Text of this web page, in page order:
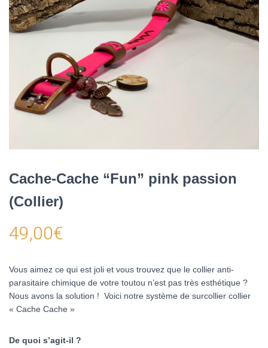
Cache-Cache “Fun” pink passion
(Collier)
49,00€
Vous aimez ce qui est joli et vous trouvez que le collier anti-
parasitaire chimique de votre toutou n’est pas très esthétique ?
Nous avons la solution ! Voici notre système de surcollier collier
« Cache Cache »
De quoi s’agit-il ?